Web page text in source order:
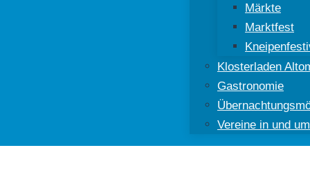
Märkte
Marktfest
Klosterladen
Gastronomie
Vereine in und